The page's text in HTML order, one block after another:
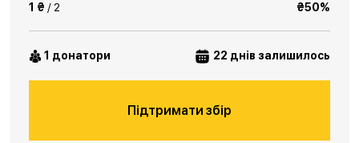
1 ₴ / 2 ₴50%
1 донатори 22 днів залишилось
Підтримати збір